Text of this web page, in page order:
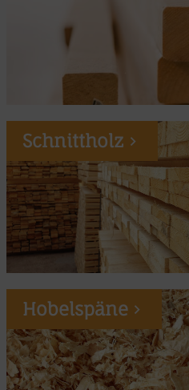
Schnittholz
Hobelspäne